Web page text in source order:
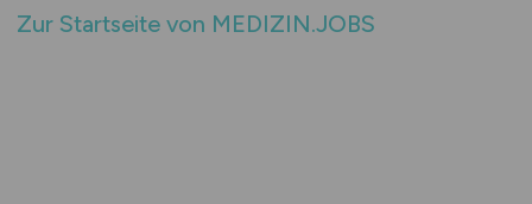
Zur Startseite von MEDIZIN.JOBS